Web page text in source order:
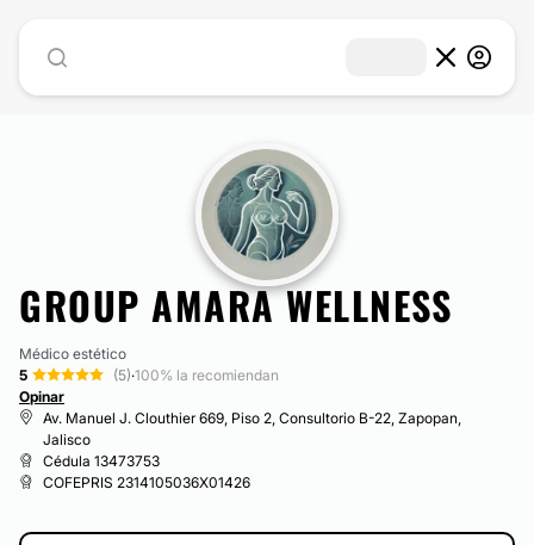
GROUP AMARA WELLNESS
Médico estético
5
(5)·100% la recomiendan
Opinar
Av. Manuel J. Clouthier 669, Piso 2, Consultorio B-22, Zapopan,
Jalisco
Cédula 13473753
COFEPRIS 2314105036X01426